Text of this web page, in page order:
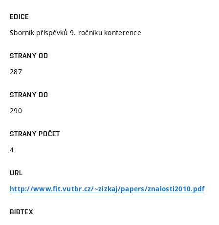
EDICE
Sborník příspěvků 9. ročníku konference
STRANY OD
287
STRANY DO
290
STRANY POČET
4
URL
http://www.fit.vutbr.cz/~zizkaj/papers/znalosti2010.pdf
BIBTEX